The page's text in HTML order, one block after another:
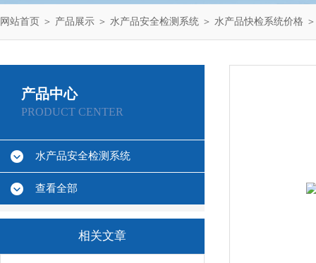
网站首页 ＞ 产品展示 ＞ 水产品安全检测系统 ＞ 水产品快检系统价格
产品中心
PRODUCT CENTER
水产品安全检测系统
查看全部
相关文章